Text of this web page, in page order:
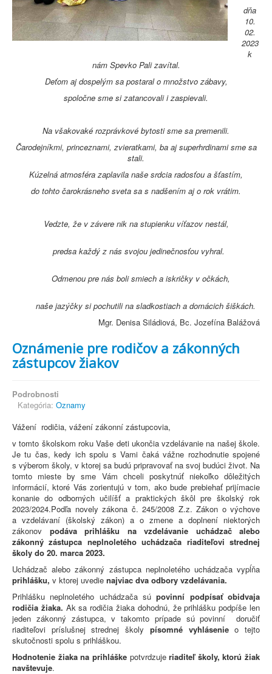
dňa
10.
02.
2023
k
nám Spevko Pali zavítal.
Deťom aj dospelým sa postaral o množstvo zábavy,
spoločne sme si zatancovali i zaspievali.
Na všakovaké rozprávkové bytosti sme sa premenili.
Čarodejníkmi, princeznami, zvieratkami, ba aj superhrdinami sme sa
stali.
Kúzelná atmosféra zaplavila naše srdcia radosťou a šťastím,
do tohto čarokrásneho sveta sa s nadšením aj o rok vrátim.
Vedzte, že v závere nik na stupienku víťazov nestál,
predsa každý z nás svojou jedinečnosťou vyhral.
Odmenou pre nás boli smiech a iskričky v očkách,
naše jazýčky si pochutili na sladkostiach a domácich šiškách.
Mgr. Denisa Siládiová, Bc. Jozefína Balážová
Oznámenie pre rodičov a zákonných
zástupcov žiakov
Podrobnosti
Kategória: Oznamy
Vážení rodičia, vážení zákonní zástupcovia,
v tomto školskom roku Vaše deti ukončia vzdelávanie na našej škole.
Je tu čas, kedy ich spolu s Vami čaká vážne rozhodnutie spojené
s výberom školy, v ktorej sa budú pripravovať na svoj budúci život. Na
tomto mieste by sme Vám chceli poskytnúť niekoľko dôležitých
informácií, ktoré Vás zorientujú v tom, ako bude prebiehať prijímacie
konanie do odborných učilíšť a praktických škôl pre školský rok
2023/2024.Podľa novely zákona č. 245/2008 Z.z. Zákon o výchove
a vzdelávaní (školský zákon) a o zmene a doplnení niektorých
zákonov podáva prihlášku na vzdelávanie uchádzač alebo
zákonný zástupca neplnoletého uchádzača riaditeľovi strednej
školy do 20. marca 2023.
Uchádzač alebo zákonný zástupca neplnoletého uchádzača vypĺňa
prihlášku, v ktorej uvedie najviac dva odbory vzdelávania.
Prihlášku neplnoletého uchádzača súpovinní podpísať obidvaja
rodičia žiaka. Ak sa rodičia žiaka dohodnú, že prihlášku podpíše len
jeden zákonný zástupca, v takomto prípade sú povinní doručiť
riaditeľovi príslušnej strednej školy písomné vyhlásenieo tejto
skutočnosti spolu s prihláškou.
Hodnotenie žiaka na prihláškepotvrdzujeriaditeľ školy, ktorú žiak
navštevuje.